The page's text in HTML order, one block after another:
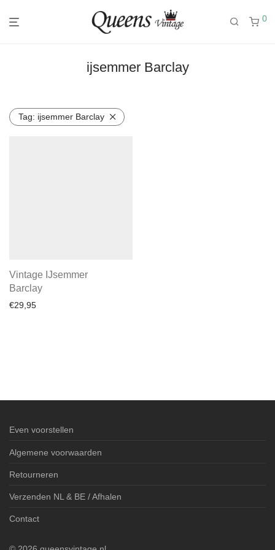
0
ijsemmer Barclay
Tag: ijsemmer Barclay
Vintage IJsemmer
Barclay
€29,95
Even voorstellen
Algemene voorwaarden
Retourneren
Verzenden NL & BE / Afhalen
Contact